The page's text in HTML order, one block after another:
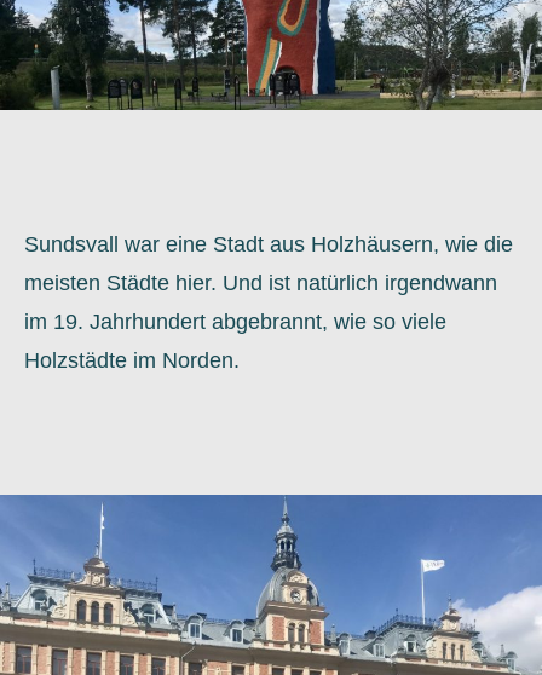
Sundsvall war eine Stadt aus Holzhäusern, wie die
meisten Städte hier. Und ist natürlich irgendwann
im 19. Jahrhundert abgebrannt, wie so viele
Holzstädte im Norden.